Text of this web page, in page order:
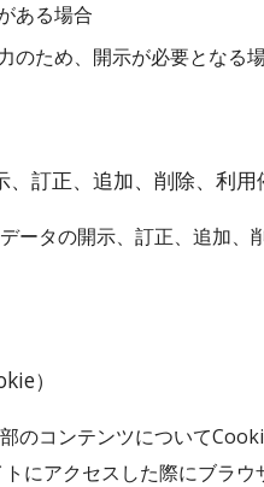
ある場合
のため、開示が必要となる
、訂正、追加、削除、利用
ータの開示、訂正、追加
）
のコンテンツについて
にアクセスした際にブラウ